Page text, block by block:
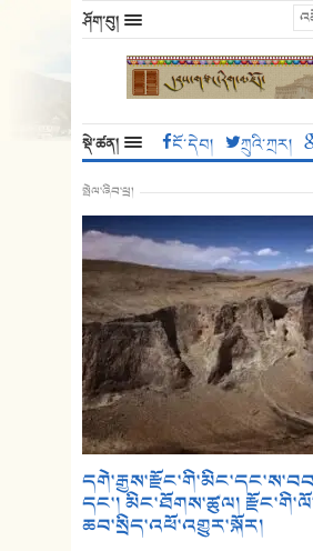
ཤོག་བུ།
སྡེ་ཚན། ངོ་དེབ། ཀྲུའི་ཀྲར།
སྤེལ་ཞིབ་ཕྲ།
དང་། མིང་ཐོགས་ཚུལ།
ཆབ་སྲིད་འཕོ་འགྱུར་སྐོར།